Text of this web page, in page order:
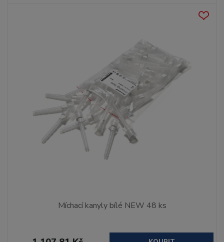
Míchací kanyly bílé NEW 48 ks